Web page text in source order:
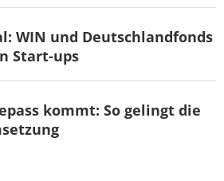
WIN und Deutschlandfonds
Start-ups
kommt: So gelingt die